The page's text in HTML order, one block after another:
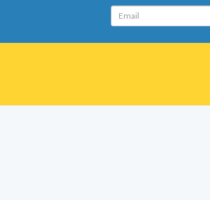
Email